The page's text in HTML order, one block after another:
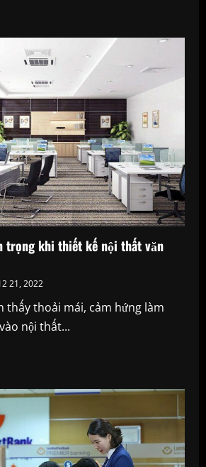
trọng khi thiết kế nội thất văn
21, 2022
thấy thoải mái, cảm hứng làm
nội thất...